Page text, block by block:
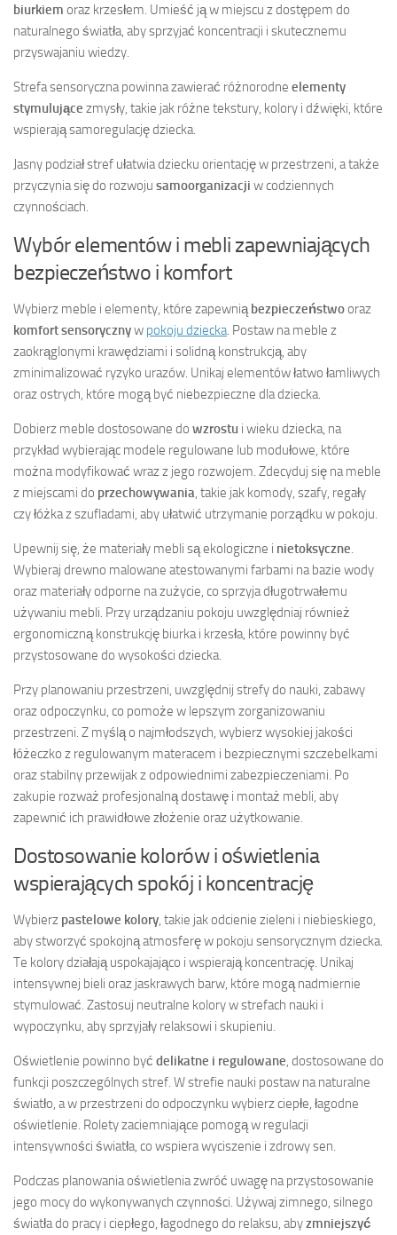
biurkiem oraz krzesłem. Umieść ją w miejscu z dostępem do
naturalnego światła, aby sprzyjać koncentracji i skutecznemu
przyswajaniu wiedzy.
Strefa sensoryczna powinna zawierać różnorodne elementy
stymulujące zmysły, takie jak różne tekstury, kolory i dźwięki, które
wspierają samoregulację dziecka.
Jasny podział stref ułatwia dziecku orientację w przestrzeni, a także
przyczynia się do rozwoju samoorganizacji w codziennych
czynnościach.
Wybór elementów i mebli zapewniających
bezpieczeństwo i komfort
Wybierz meble i elementy, które zapewnią bezpieczeństwooraz
komfort sensorycznyw pokoju dziecka . Postaw na meble z
zaokrąglonymi krawędziami i solidną konstrukcją, aby
zminimalizować ryzyko urazów. Unikaj elementów łatwo łamliwych
oraz ostrych, które mogą być niebezpieczne dla dziecka.
Dobierz meble dostosowane do wzrostu i wieku dziecka, na
przykład wybierając modele regulowane lub modułowe, które
można modyfikować wraz z jego rozwojem. Zdecyduj się na meble
z miejscami do przechowywania , takie jak komody, szafy, regały
czy łóżka z szufladami, aby ułatwić utrzymanie porządku w pokoju.
Upewnij się, że materiały mebli są ekologiczne i nietoksyczne
Wybieraj drewno malowane atestowanymi farbami na bazie wody
oraz materiały odporne na zużycie, co sprzyja długotrwałemu
używaniu mebli. Przy urządzaniu pokoju uwzględniaj również
ergonomiczną konstrukcję biurka i krzesła, które powinny być
przystosowane do wysokości dziecka.
Przy planowaniu przestrzeni, uwzględnij strefy do nauki, zabawy
oraz odpoczynku, co pomoże w lepszym zorganizowaniu
przestrzeni. Z myślą o najmłodszych, wybierz wysokiej jakości
łóżeczko z regulowanym materacem i bezpiecznymi szczebelkami
oraz stabilny przewijak z odpowiednimi zabezpieczeniami. Po
zakupie rozważ profesjonalną dostawę i montaż mebli, aby
zapewnić ich prawidłowe złożenie oraz użytkowanie.
Dostosowanie kolorów i oświetlenia
wspierających spokój i koncentrację
Wybierz pastelowe kolory , takie jak odcienie zieleni i niebieskiego,
aby stworzyć spokojną atmosferę w pokoju sensorycznym dziecka.
Te kolory działają uspokajająco i wspierają koncentrację. Unikaj
intensywnej bieli oraz jaskrawych barw, które mogą nadmiernie
stymulować. Zastosuj neutralne kolory w strefach nauki i
wypoczynku, aby sprzyjały relaksowi i skupieniu.
Oświetlenie powinno być delikatne i regulowane , dostosowane do
funkcji poszczególnych stref. W strefie nauki postaw na naturalne
światło, a w przestrzeni do odpoczynku wybierz ciepłe, łagodne
oświetlenie. Rolety zaciemniające pomogą w regulacji
intensywności światła, co wspiera wyciszenie i zdrowy sen.
Podczas planowania oświetlenia zwróć uwagę na przystosowanie
jego mocy do wykonywanych czynności. Używaj zimnego, silnego
światła do pracy i ciepłego, łagodnego do relaksu, abyzmniejszyć